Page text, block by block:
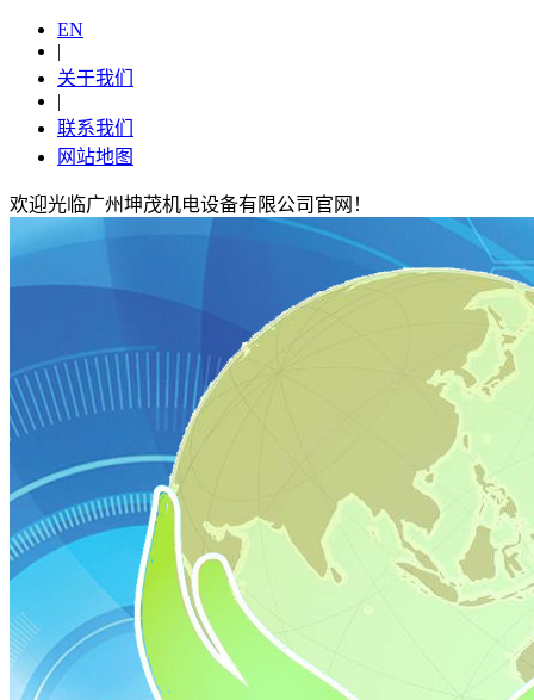
EN
|
关于我们
|
联系我们
网站地图
欢迎光临广州坤茂机电设备有限公司官网！